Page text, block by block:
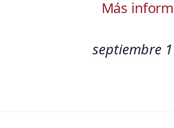
Más
septiembre